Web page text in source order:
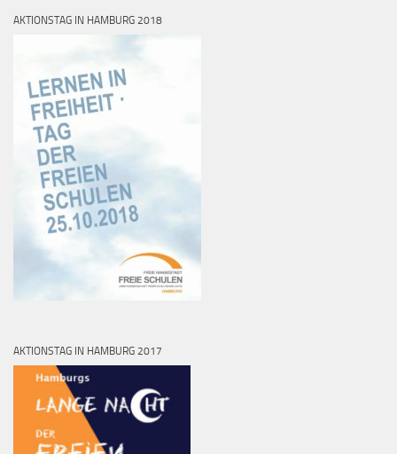
AKTIONSTAG IN HAMBURG 2018
AKTIONSTAG IN HAMBURG 2017